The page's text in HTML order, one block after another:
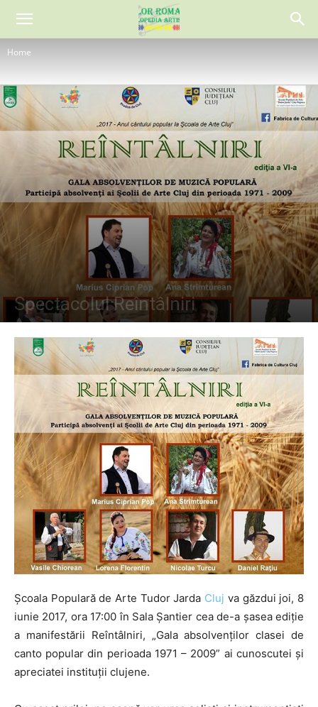
Home
Spectacolul Reîntâlniri
By Folclor Românesc - 295
Școala Populară de Arte Tudor Jarda Cluj va găzdui joi, 8
iunie 2017, ora 17:00 în Sala Șantier cea de-a șasea ediție
a manifestării Reîntâlniri, „Gala absolvenților clasei de
canto popular din perioada 1971 – 2009” ai cunoscutei și
apreciatei instituții clujene.